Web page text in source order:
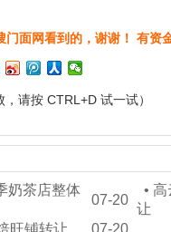
门面网看到的，谢谢！ 有资
，请按 CTRL+D 试一试）
奶茶店整体
07-20
• 高
让
旺铺转让 07-20